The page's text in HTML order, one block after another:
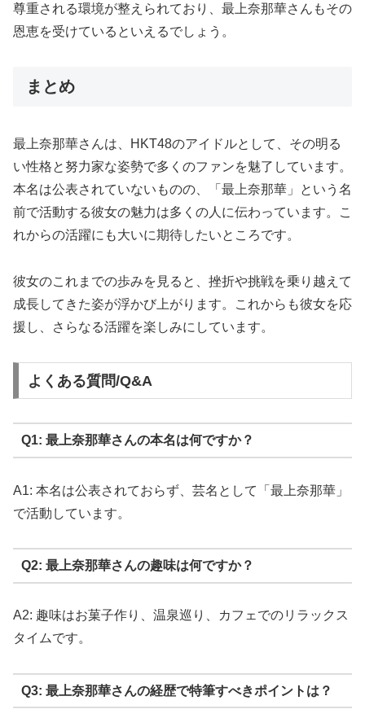
尊重される環境が整えられており、最上奈那華さんもその
恩恵を受けているといえるでしょう。
まとめ
最上奈那華さんは、HKT48のアイドルとして、その明る
い性格と努力家な姿勢で多くのファンを魅了しています。
本名は公表されていないものの、「最上奈那華」という名
前で活動する彼女の魅力は多くの人に伝わっています。こ
れからの活躍にも大いに期待したいところです。
彼女のこれまでの歩みを見ると、挫折や挑戦を乗り越えて
成長してきた姿が浮かび上がります。これからも彼女を応
援し、さらなる活躍を楽しみにしています。
よくある質問/Q&A
Q1: 最上奈那華さんの本名は何ですか？
A1: 本名は公表されておらず、芸名として「最上奈那華」
で活動しています。
Q2: 最上奈那華さんの趣味は何ですか？
A2: 趣味はお菓子作り、温泉巡り、カフェでのリラックス
タイムです。
Q3: 最上奈那華さんの経歴で特筆すべきポイントは？